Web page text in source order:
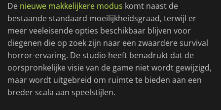
De nieuwe makkelijkere modus komt naast de
bestaande standaard moeilijkheidsgraad, terwijl er
meer veeleisende opties beschikbaar blijven voor
diegenen die op zoek zijn naar een zwaardere survival
horror-ervaring. De studio heeft benadrukt dat de
oorspronkelijke visie van de game niet wordt gewijzigd,
maar wordt uitgebreid om ruimte te bieden aan een
breder scala aan speelstijlen.